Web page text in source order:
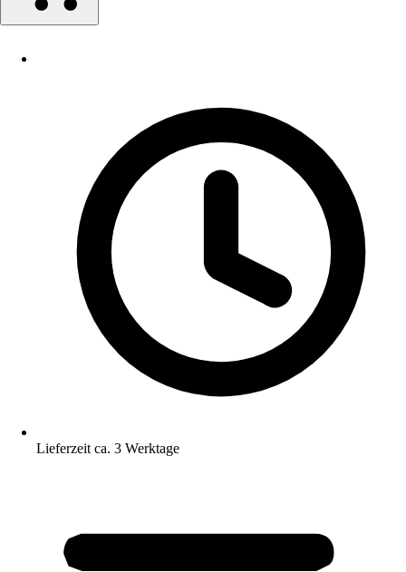
Lieferzeit ca. 3 Werktage